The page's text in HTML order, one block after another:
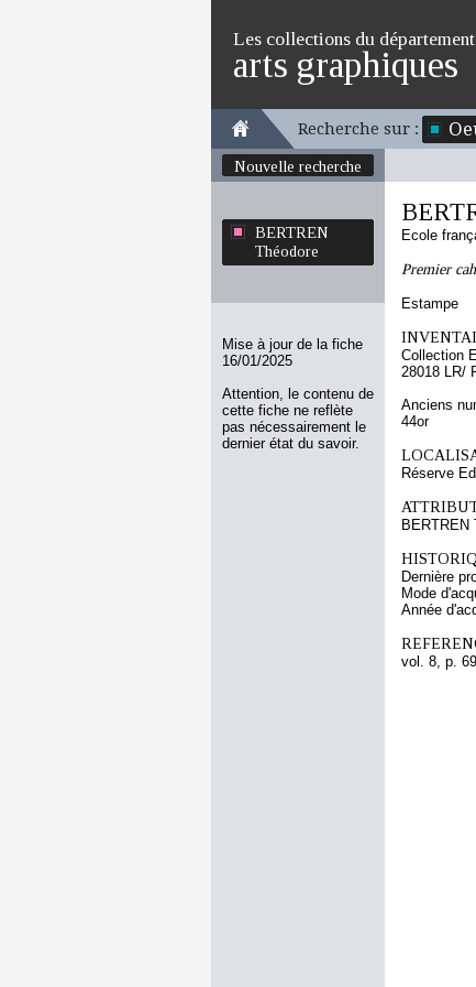
Les collections du
arts graphiques
Recherche sur :
Nouvelle recherche
BERTREN
Théodore
Mise à jour de la fiche
16/01/2025
Attention, le contenu de
cette fiche ne reflète
pas nécessairement le
dernier état du savoir.
Ecole
Premier
Estampe
Collection
28018 LR/
Anciens
44or
Réserve
BERTREN
Dernière
Mode
Année
vol. 8, p. 69